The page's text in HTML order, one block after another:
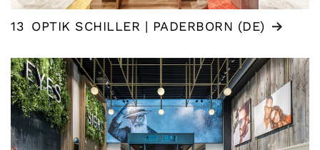
13 OPTIK SCHILLER | PADERBORN (DE)